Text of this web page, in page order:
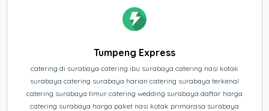
Tumpeng Express
catering di surabaya catering ibu surabaya catering nasi kotak
surabaya catering surabaya harian catering surabaya terkenal
catering surabaya timur catering wedding surabaya daftar harga
catering surabaya harga paket nasi kotak primarasa surabaya